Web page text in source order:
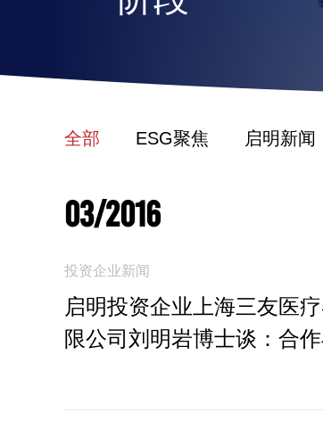
启明观点 |
启明观点 |
应吸引全世
全部 ESG聚焦 启明新闻
03/2016
投资企业新闻
启明投资企业上海三友医
限公司刘明岩博士谈：合